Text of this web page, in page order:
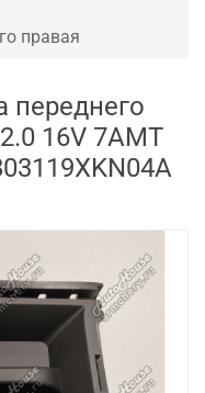
правая
переднего
16V 7AMT